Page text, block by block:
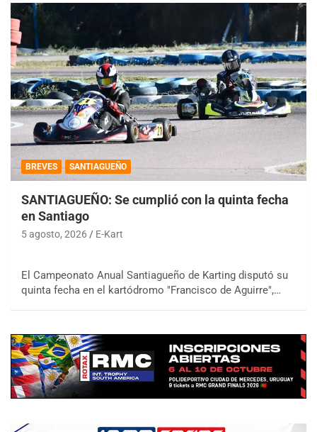
BREVES SANTIAGUEÑO
SANTIAGUEÑO: Se cumplió con la quinta fecha
en Santiago
5 agosto, 2026 E-Kart
El Campeonato Anual Santiagueño de Karting disputó su
quinta fecha en el kartódromo "Francisco de Aguirre",…